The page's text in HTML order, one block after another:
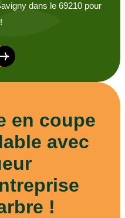
dans le 69210 pour
en coupe
avec
!